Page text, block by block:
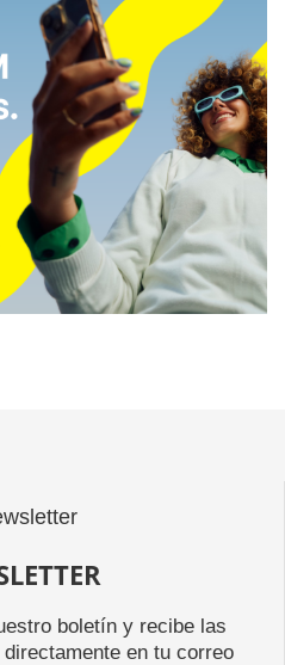
boletín y recibe las
en tu correo